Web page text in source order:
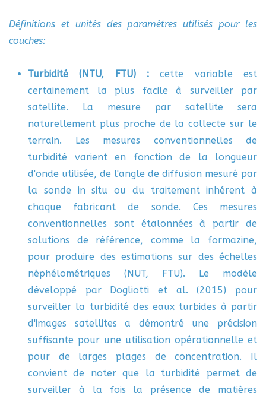
Définitions et unités des paramètres utilisés pour les
couches:
Turbidité (NTU, FTU) :cette variable est
certainement la plus facile à surveiller par
satellite. La mesure par satellite sera
naturellement plus proche de la collecte sur le
terrain. Les mesures conventionnelles de
turbidité varient en fonction de la longueur
d'onde utilisée, de l'angle de diffusion mesuré par
la sonde in situ ou du traitement inhérent à
chaque fabricant de sonde. Ces mesures
conventionnelles sont étalonnées à partir de
solutions de référence, comme la formazine,
pour produire des estimations sur des échelles
néphélométriques (NUT, FTU). Le modèle
développé par Dogliotti et al. (2015) pour
surveiller la turbidité des eaux turbides à partir
d'images satellites a démontré une précision
suffisante pour une utilisation opérationnelle et
pour de larges plages de concentration. Il
convient de noter que la turbidité permet de
surveiller à la fois la présence de matières